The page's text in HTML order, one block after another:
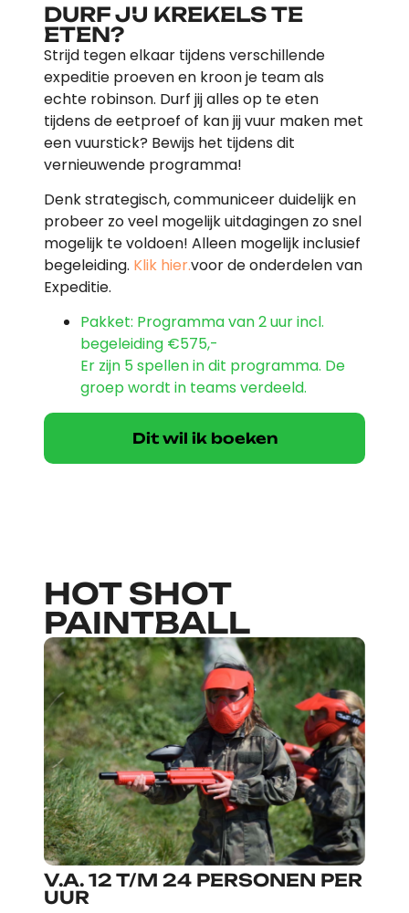
DURF JIJ KREKELS TE
ETEN?
Strijd tegen elkaar tijdens verschillende
expeditie proeven en kroon je team als
echte robinson. Durf jij alles op te eten
tijdens de eetproef of kan jij vuur maken met
een vuurstick? Bewijs het tijdens dit
vernieuwende programma!
Denk strategisch, communiceer duidelijk en
probeer zo veel mogelijk uitdagingen zo snel
mogelijk te voldoen! Alleen mogelijk inclusief
begeleiding. Klik hier.voor de onderdelen van
Expeditie.
Pakket: Programma van 2 uur incl.
begeleiding €575,-
Er zijn 5 spellen in dit programma. De
groep wordt in teams verdeeld.
Dit wil ik boeken
HOT SHOT
PAINTBALL
V.A. 12 T/M 24 PERSONEN PER
UUR